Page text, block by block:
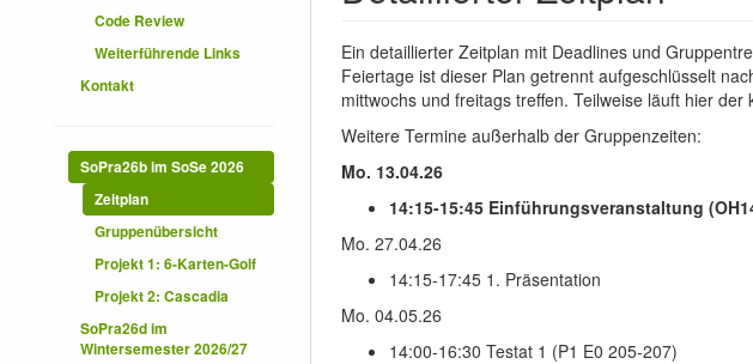
Code Review
Weiterführende Links
Kontakt
SoPra26b im SoSe 2026
Zeitplan
Gruppenübersicht
Projekt 1: 6-Karten-Golf
Projekt 2: Cascadia
SoPra26d im
Wintersemester 2026/27
Ein detaillierter Zeitplan mit Deadlines und
Feiertage ist dieser Plan getrennt aufgeschlüsselt
mittwochs und freitags treffen. Teilweise läuft hier
Weitere Termine außerhalb der Gruppenzeiten:
Mo. 13.04.26
14:15-15:45 Einführungsveranstaltung
Mo. 27.04.26
14:15-17:45 1. Präsentation
Mo. 04.05.26
14:00-16:30 Testat 1 (P1 E0 205-207)